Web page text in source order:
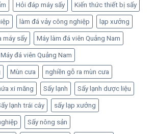
Hỏi đáp máy sấy Kiến thức thiết bị sấy
làm đá vảy công nghiệp lạp xưởng
máy sấy Máy làm đá viên Quảng Nam
Máy đá viên Quảng Nam
Mùn cưa nghiền gỗ ra mùn cưa
xi măng Sấy lạnh Sấy lạnh dược liệu
lạnh trái cây sấy lạp xưởng
Sấy nông sản